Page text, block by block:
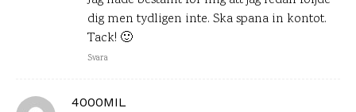
dig men tydligen inte. Ska spana in kontot.
Tack! 🙂
Svara
4000MIL